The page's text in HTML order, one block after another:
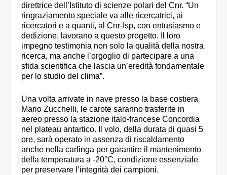
direttrice dell’Istituto di scienze polari del Cnr. “Un
ringraziamento speciale va alle ricercatrici, ai
ricercatori e a quanti, al Cnr-Isp, con entusiasmo e
dedizione, lavorano a questo progetto. Il loro
impegno testimonia non solo la qualità della nostra
ricerca, ma anche l’orgoglio di partecipare a una
sfida scientifica che lascia un’eredità fondamentale
per lo studio del clima”.
Una volta arrivate in nave presso la base costiera
Mario Zucchelli, le carote saranno trasferite in
aereo presso la stazione italo-francese Concordia
nel plateau antartico. Il volo, della durata di quasi 5
ore, sarà operato in assenza di riscaldamento
anche nella carlinga per garantire il mantenimento
della temperatura a -20°C, condizione essenziale
per preservare l’integrità dei campioni.